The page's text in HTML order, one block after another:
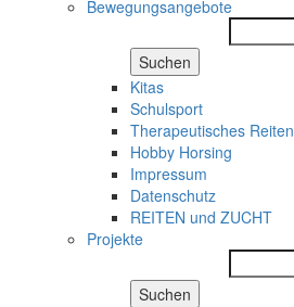
Bewegungsangebote
Suchen
Kitas
Schulsport
Therapeutisches Reiten
Hobby Horsing
Impressum
Datenschutz
REITEN und ZUCHT
Projekte
Suchen